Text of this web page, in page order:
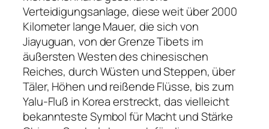
Verteidigungsanlage, diese weit über 2000
Kilometer lange Mauer, die sich von
Jiayuguan, von der Grenze Tibets im
äußersten Westen des chinesischen
Reiches, durch Wüsten und Steppen, über
Täler, Höhen und reißende Flüsse, bis zum
Yalu-Fluß in Korea erstreckt, das vielleicht
bekannteste Symbol für Macht und Stärke